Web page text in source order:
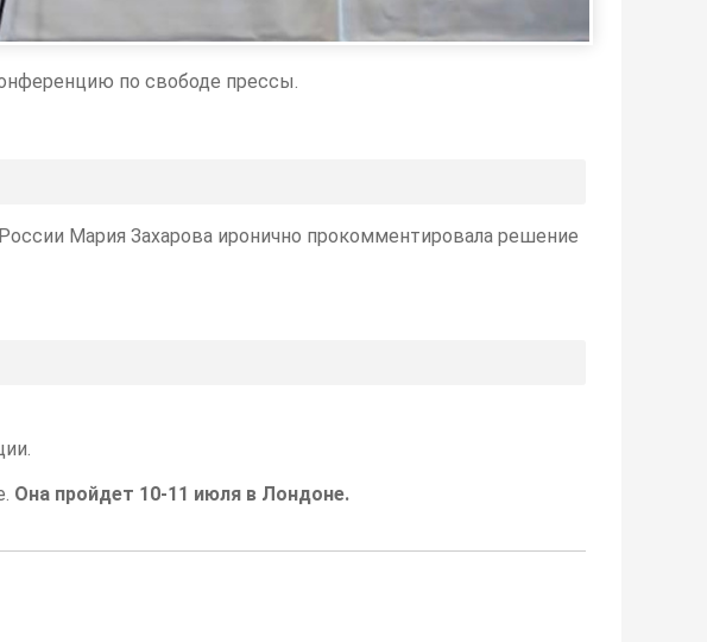
по свободе прессы.
Мария Захарова иронично прокомментировала решение
Она пройдет 10-11 июля в Лондоне.